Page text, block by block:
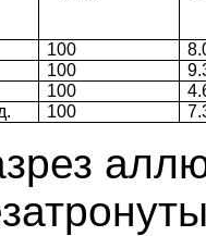
100
100
100
100